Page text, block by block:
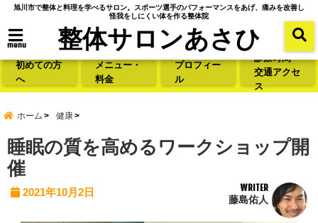
旭川市で整体と料理を学べるサロン。スポーツ選手のパフォーマンスをあげ、痛みを改善し
怪我をしにくい体を作る整体院
menu 整体サロンあさひ
初めての方
へ
メニュー・
料金
プロフィー
ル
診療時間・
交通アクセ
ス
ホーム 健康
睡眠の質を高めるワークショップ開
催
2021年10月2日 WRITER
藤島佑人